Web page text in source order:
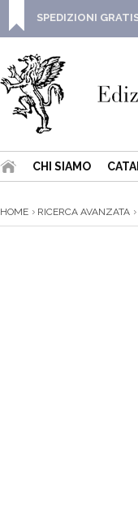
SPEDIZIONI
CHI SIAMO
HOME RICERCA AVANZATA